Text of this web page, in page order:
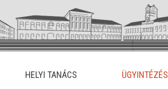
HELYI TANÁCS ÜGYINTÉZÉS